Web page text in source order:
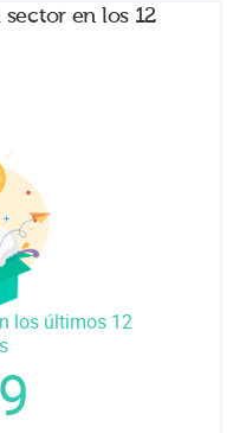
en los 12
los últimos 12